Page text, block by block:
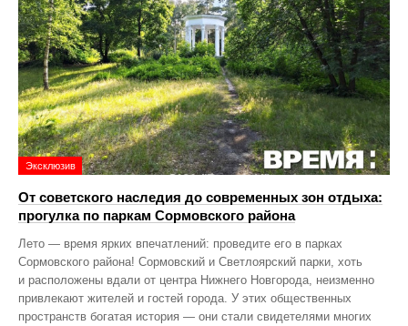
Эксклюзив
От советского наследия до современных зон отдыха:
прогулка по паркам Сормовского района
Лето — время ярких впечатлений: проведите его в парках
Сормовского района! Сормовский и Светлоярский парки, хоть
и расположены вдали от центра Нижнего Новгорода, неизменно
привлекают жителей и гостей города. У этих общественных
пространств богатая история — они стали свидетелями многих